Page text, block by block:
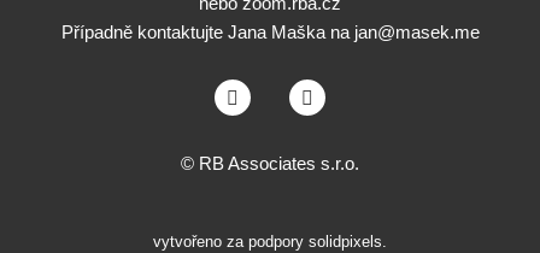
Případně kontaktujte Jana Maška na jan@masek.me
© RB Associates s.r.o.
vytvořeno za podpory solidpixels.